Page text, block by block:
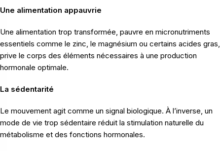
Une alimentation appauvrie
Une alimentation trop transformée, pauvre en micronutriments
essentiels comme le zinc, le magnésium ou certains acides gras,
prive le corps des éléments nécessaires à une production
hormonale optimale.
La sédentarité
Le mouvement agit comme un signal biologique. À l’inverse, un
mode de vie trop sédentaire réduit la stimulation naturelle du
métabolisme et des fonctions hormonales.